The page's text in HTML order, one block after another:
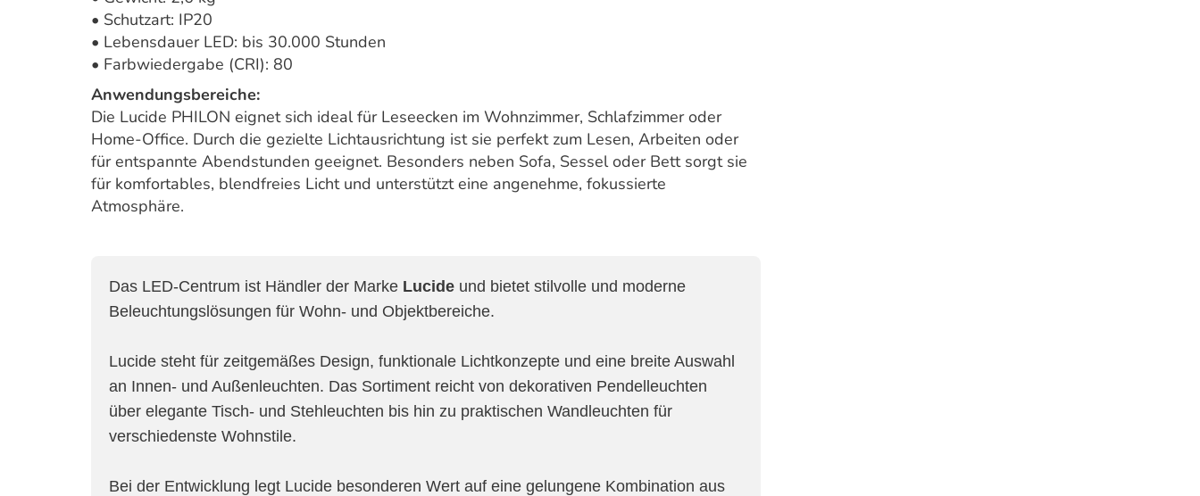
• Schutzart: IP20
• Lebensdauer LED: bis 30.000 Stunden
• Farbwiedergabe (CRI): 80
Anwendungsbereiche:
Die Lucide PHILON eignet sich ideal für Leseecken im Wohnzimmer, Schlafzimmer oder
Home-Office. Durch die gezielte Lichtausrichtung ist sie perfekt zum Lesen, Arbeiten oder
für entspannte Abendstunden geeignet. Besonders neben Sofa, Sessel oder Bett sorgt sie
für komfortables, blendfreies Licht und unterstützt eine angenehme, fokussierte
Atmosphäre.
Das LED-Centrum ist Händler der Marke Lucide und bietet stilvolle und moderne
Beleuchtungslösungen für Wohn- und Objektbereiche.
Lucide steht für zeitgemäßes Design, funktionale Lichtkonzepte und eine breite Auswahl
an Innen- und Außenleuchten. Das Sortiment reicht von dekorativen Pendelleuchten
über elegante Tisch- und Stehleuchten bis hin zu praktischen Wandleuchten für
verschiedenste Wohnstile.
Bei der Entwicklung legt Lucide besonderen Wert auf eine gelungene Kombination aus